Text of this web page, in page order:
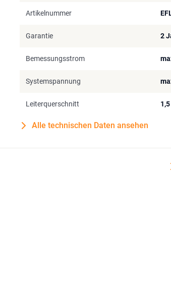
Artikelnummer
Garantie 2
Bemessungsstrom
Systemspannung
Leiterquerschnitt
Alle technischen Daten ansehen